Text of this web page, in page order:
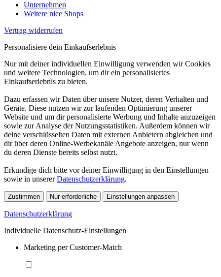
Unternehmen
Weitere nice Shops
Vertrag widerrufen
Personalisiere dein Einkaufserlebnis
Nur mit deiner individuellen Einwilligung verwenden wir Cookies
und weitere Technologien, um dir ein personalisiertes
Einkaufserlebnis zu bieten.
Dazu erfassen wir Daten über unsere Nutzer, deren Verhalten und
Geräte. Diese nutzen wir zur laufenden Optimierung unserer
Website und um dir personalisierte Werbung und Inhalte anzuzeigen
sowie zur Analyse der Nutzungsstatistiken. Außerdem können wir
deine verschlüsselten Daten mit externen Anbietern abgleichen und
dir über deren Online-Werbekanäle Angebote anzeigen, nur wenn
du deren Dienste bereits selbst nutzt.
Erkundige dich bitte vor deiner Einwilligung in den Einstellungen
sowie in unsererDatenschutzerklärung.
Zustimmen Nur erforderliche Einstellungen anpassen
Datenschutzerklärung
Individuelle Datenschutz-Einstellungen
Marketing per Customer-Match